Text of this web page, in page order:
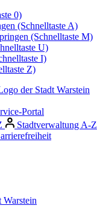
0)
(Schnelltaste A)
(Schnelltaste M)
U)
I)
Z)
Portal
Stadtverwaltung A-Z
Warstein